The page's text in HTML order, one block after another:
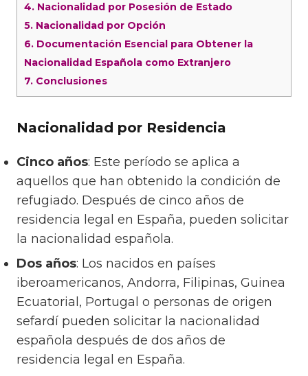
4. Nacionalidad por Posesión de Estado
5. Nacionalidad por Opción
6. Documentación Esencial para Obtener la
Nacionalidad Española como Extranjero
7. Conclusiones
Nacionalidad por Residencia
Cinco años: Este período se aplica a
aquellos que han obtenido la condición de
refugiado. Después de cinco años de
residencia legal en España, pueden solicitar
la nacionalidad española.
Dos años: Los nacidos en países
iberoamericanos, Andorra, Filipinas, Guinea
Ecuatorial, Portugal o personas de origen
sefardí pueden solicitar la nacionalidad
española después de dos años de
residencia legal en España.